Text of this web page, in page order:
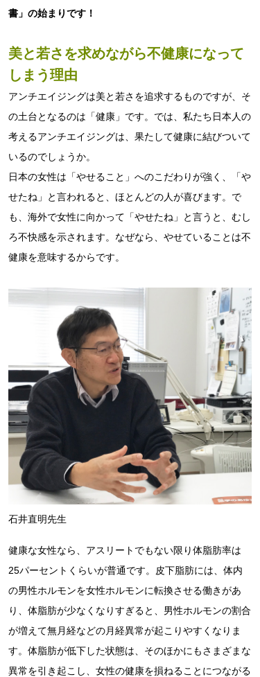
書」の始まりです！
美と若さを求めながら不健康になって
しまう理由
アンチエイジングは美と若さを追求するものですが、そ
の土台となるのは「健康」です。では、私たち日本人の
考えるアンチエイジングは、果たして健康に結びついて
いるのでしょうか。
日本の女性は「やせること」へのこだわりが強く、「や
せたね」と言われると、ほとんどの人が喜びます。で
も、海外で女性に向かって「やせたね」と言うと、むし
ろ不快感を示されます。なぜなら、やせていることは不
健康を意味するからです。
石井直明先生
健康な女性なら、アスリートでもない限り体脂肪率は
25パーセントくらいが普通です。皮下脂肪には、体内
の男性ホルモンを女性ホルモンに転換させる働きがあ
り、体脂肪が少なくなりすぎると、男性ホルモンの割合
が増えて無月経などの月経異常が起こりやすくなりま
す。体脂肪が低下した状態は、そのほかにもさまざまな
異常を引き起こし、女性の健康を損ねることにつながる